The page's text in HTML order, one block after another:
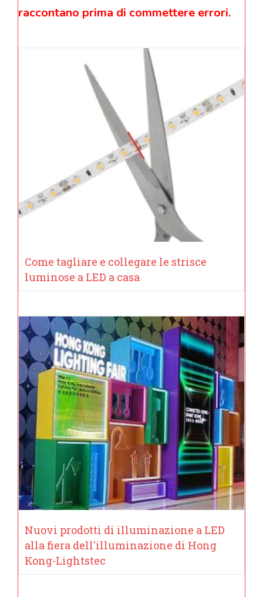
raccontano prima di commettere errori.
Come tagliare e collegare le strisce
luminose a LED a casa
Nuovi prodotti di illuminazione a LED
alla fiera dell'illuminazione di Hong
Kong-Lightstec